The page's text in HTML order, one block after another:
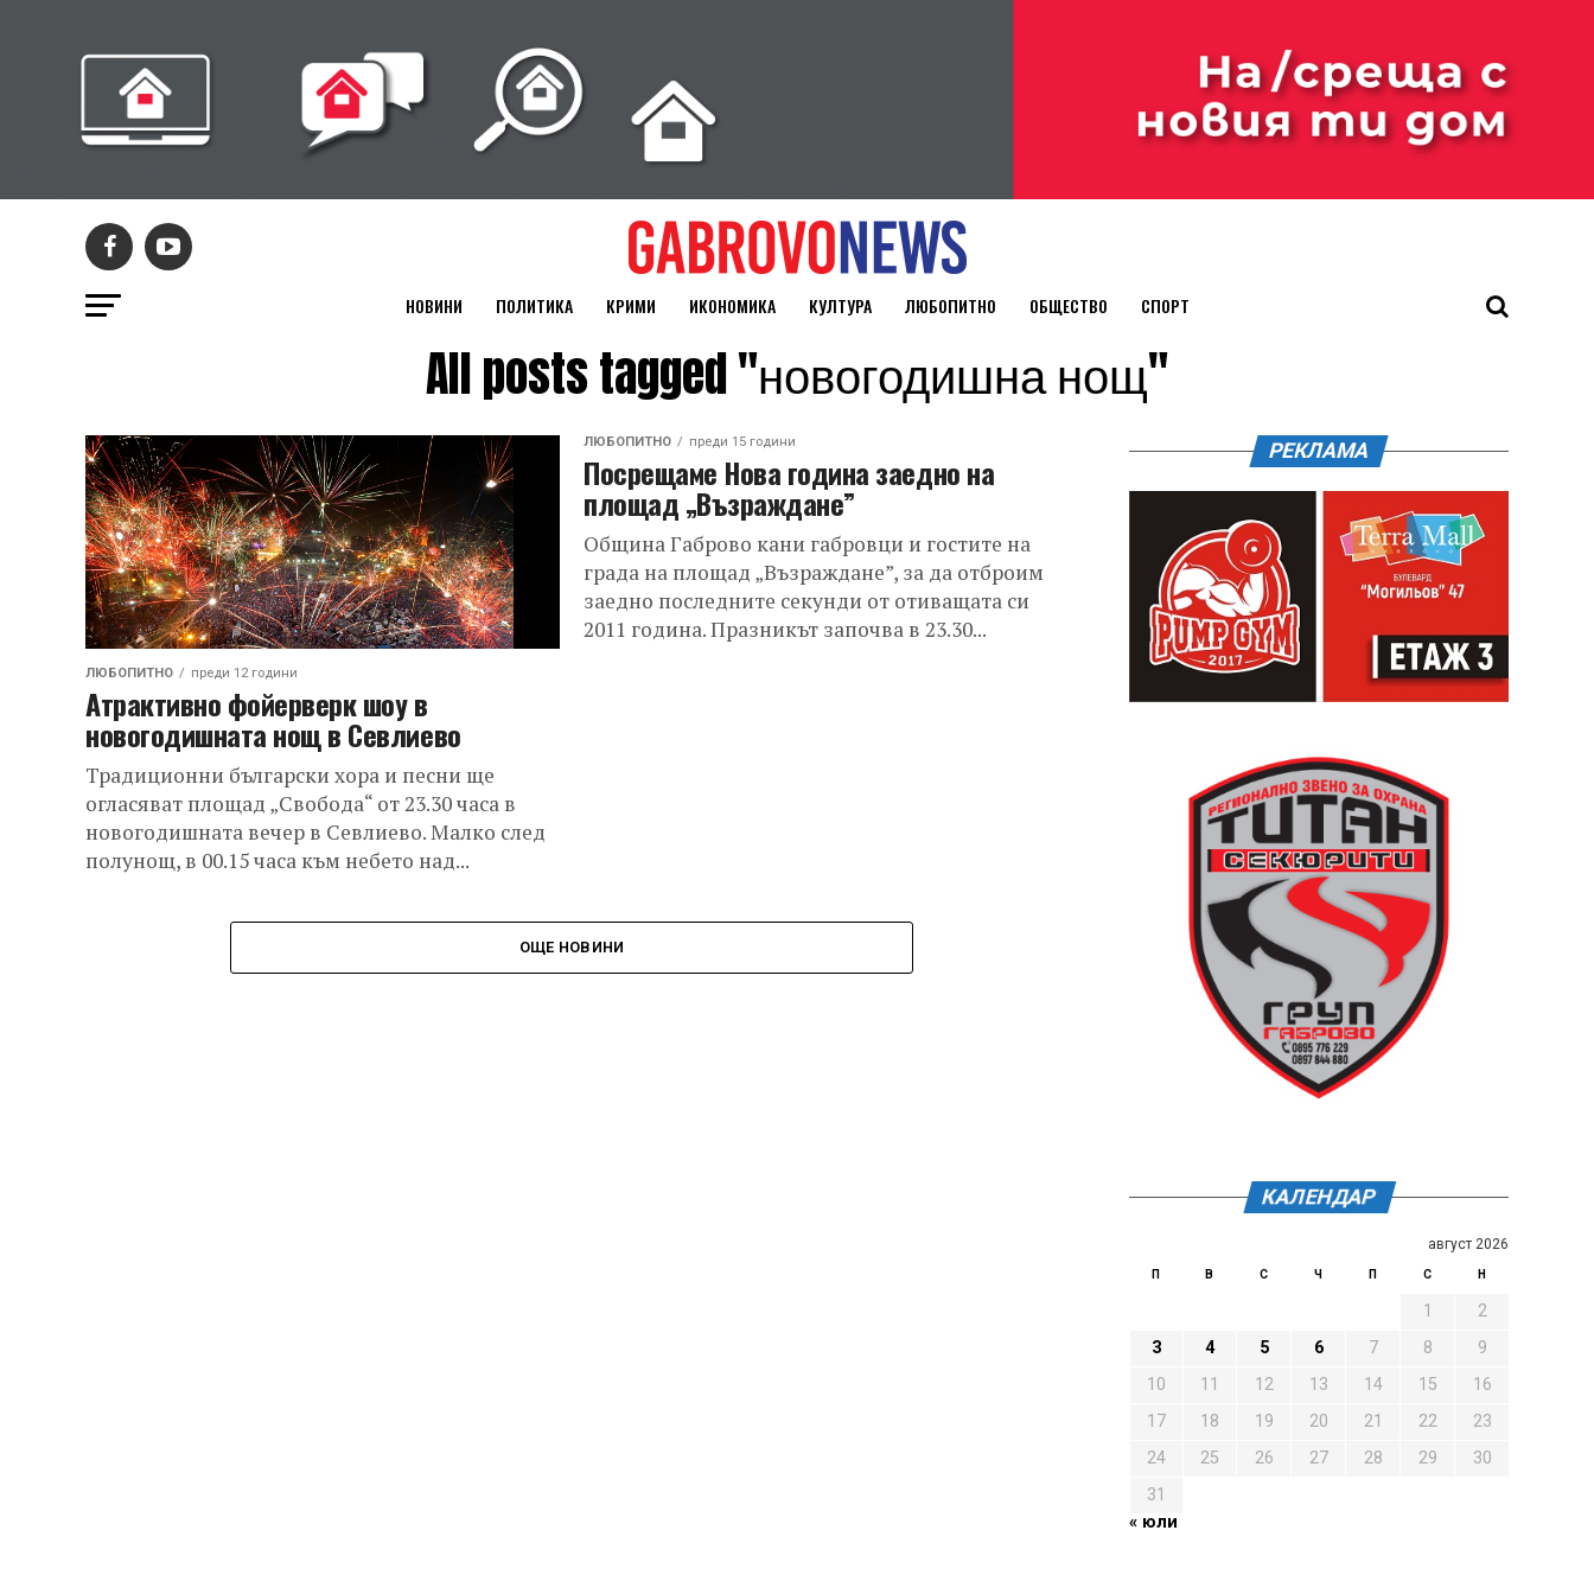
НОВИНИ ПОЛИТИКА КРИМИ ИКОНОМИКА КУЛТУРА ЛЮБОПИТНО ОБЩЕСТВО СПОРТ
All posts tagged "новогодишна нощ"
ЛЮБОПИТНО преди 12 години
Атрактивно фойерверк шоу в
новогодишната нощ в Севлиево
Традиционни български хора и песни ще
огласяват площад „Свобода“ от 23.30 часа в
новогодишната вечер в Севлиево. Малко след
полунощ, в 00.15 часа към небето над...
ЛЮБОПИТНО преди 15 години
Посрещаме Нова година заедно на
площад „Възраждане”
Община Габрово кани габровци и гостите на
града на площад „Възраждане”, за да отброим
заедно последните секунди от отиващата си
2011 година. Празникът започва в 23.30...
ОЩЕ НОВИНИ
РЕКЛАМА
КАЛЕНДАР
август 2026
П В С Ч П С Н
1
2
3
4 5 6 7 8
9
10
11 12 13 14 15
16
17
18 19 20 21 22
23
24
25 26 27 28 29
30
31
« юли